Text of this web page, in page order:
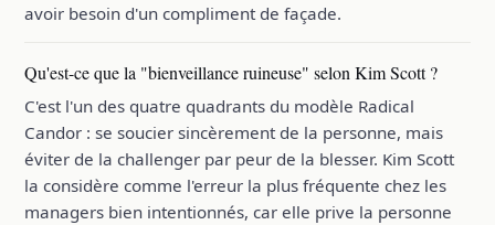
avoir besoin d'un compliment de façade.
Qu'est-ce que la "bienveillance ruineuse" selon Kim Scott ?
C'est l'un des quatre quadrants du modèle Radical
Candor : se soucier sincèrement de la personne, mais
éviter de la challenger par peur de la blesser. Kim Scott
la considère comme l'erreur la plus fréquente chez les
managers bien intentionnés, car elle prive la personne